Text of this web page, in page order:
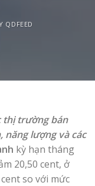
QDFEED
thị trường bán
lượng và các
kỳ hạn tháng
20,50 cent, ở
so với mức